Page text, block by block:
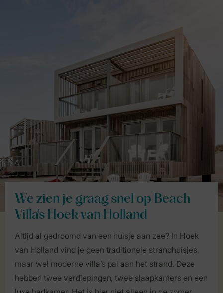
We zien je graag snel op Beach
Villa's Hoek van Holland
Altijd al gedroomd van een huisje aan zee? In Hoek
van Holland vind je geen traditionele strandhuisjes,
maar wel moderne villa’s pal aan het strand. Deze
hebben twee verdiepingen, twee slaapkamers en een